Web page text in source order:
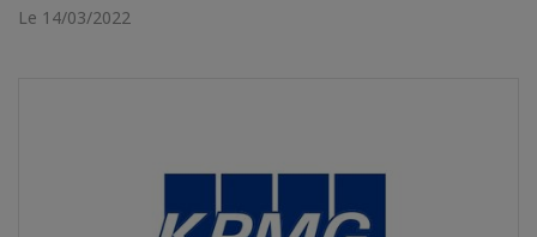
Le 14/03/2022